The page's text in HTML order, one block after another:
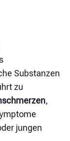
Substanzen
zu
,
jungen